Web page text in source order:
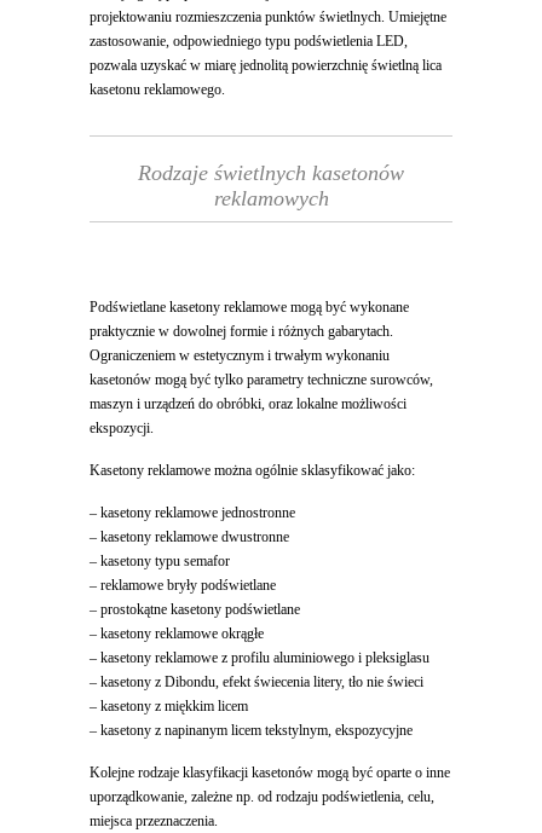
projektowaniu rozmieszczenia punktów świetlnych. Umiejętne
zastosowanie, odpowiedniego typu podświetlenia LED,
pozwala uzyskać w miarę jednolitą powierzchnię świetlną lica
kasetonu reklamowego.
Rodzaje świetlnych kasetonów
reklamowych
Podświetlane kasetony reklamowe mogą być wykonane
praktycznie w dowolnej formie i różnych gabarytach.
Ograniczeniem w estetycznym i trwałym wykonaniu
kasetonów mogą być tylko parametry techniczne surowców,
maszyn i urządzeń do obróbki, oraz lokalne możliwości
ekspozycji.
Kasetony reklamowe można ogólnie sklasyfikować jako:
– kasetony reklamowe jednostronne
– kasetony reklamowe dwustronne
– kasetony typu semafor
– reklamowe bryły podświetlane
– prostokątne kasetony podświetlane
– kasetony reklamowe okrągłe
– kasetony reklamowe z profilu aluminiowego i pleksiglasu
– kasetony z Dibondu, efekt świecenia litery, tło nie świeci
– kasetony z miękkim licem
– kasetony z napinanym licem tekstylnym, ekspozycyjne
Kolejne rodzaje klasyfikacji kasetonów mogą być oparte o inne
uporządkowanie, zależne np. od rodzaju podświetlenia, celu,
miejsca przeznaczenia.